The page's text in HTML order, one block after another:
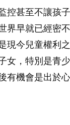
控甚至不讓孩
界早就已經密
現今兒童權利
女，特別是青
有機會是出於